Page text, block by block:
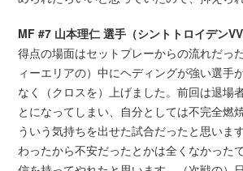
MF #7 山本理仁 選手（シントトロイデンVV
得点の場面はセットプレーからの流れだっ
ィーエリアの）中にヘディングが強い選手
なく（クロスを）上げました。前回は退場
とになってしまい、自分としては不完全燃
ういう気持ちを出せた試合だったと思いま
わったから不安だったとかは全くなかった